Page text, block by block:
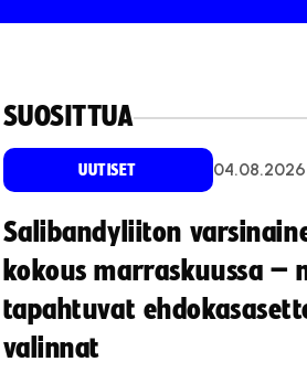
SUOSITTUA
UUTISET 04.08.2026
Salibandyliiton
kokous marraskuussa –
tapahtuvat
valinnat